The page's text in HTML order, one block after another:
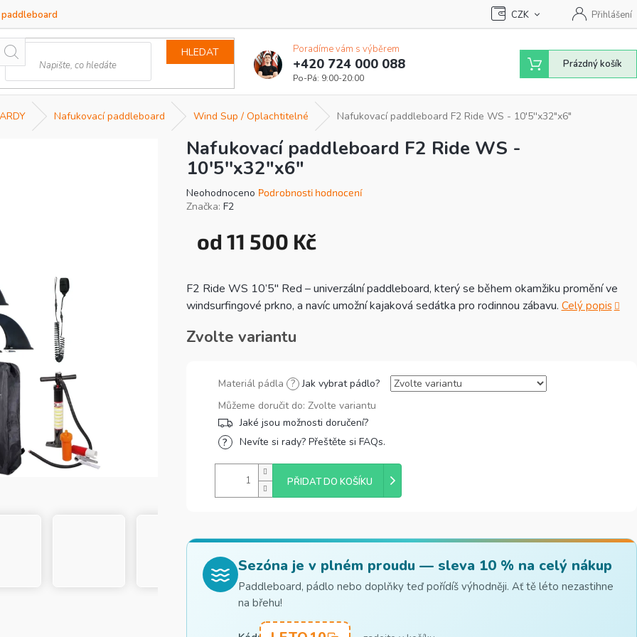
paddleboard CZK Přihlášení
HLEDAT Poradíme vám s výběrem
+420 724 000 088
Nákupní
košík
Prázdný košík
Nafukovací paddleboard Wind Sup / Oplachtitelné Nafukovací paddleboard F2 Ride WS - 10'5''x32"x6"
Nafukovací paddleboard F2 Ride WS -
10'5''x32"x6"
Průměrné
hodnocení
0,0
hvězdiček.
Neohodnoceno Podrobnosti hodnocení
Značka: F2
od 11 500 Kč
Zvolte variantu
Materiál pádla ? Jak vybrat pádlo?
Můžeme doručit do: Zvolte variantu
Nevíte si rady? Přeštěte si FAQs.
PŘIDAT DO KOŠÍKU
Sezóna je v plném proudu — sleva 10 % na celý nákup
Paddleboard, pádlo nebo doplňky teď pořídíš výhodněji. Ať tě léto nezastihne
na břehu!
F2 Ride WS 10’5″ Red – univerzální paddleboard, který se během okamžiku promění ve
windsurfingové prkno, a navíc umožní kajaková sedátka pro rodinnou zábavu. Celý popis